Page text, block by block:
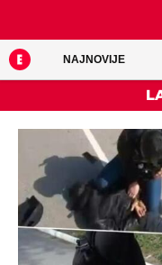
NAJNOVIJE